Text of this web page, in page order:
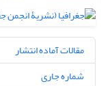
مقالات آماده انتشار
شماره جاری